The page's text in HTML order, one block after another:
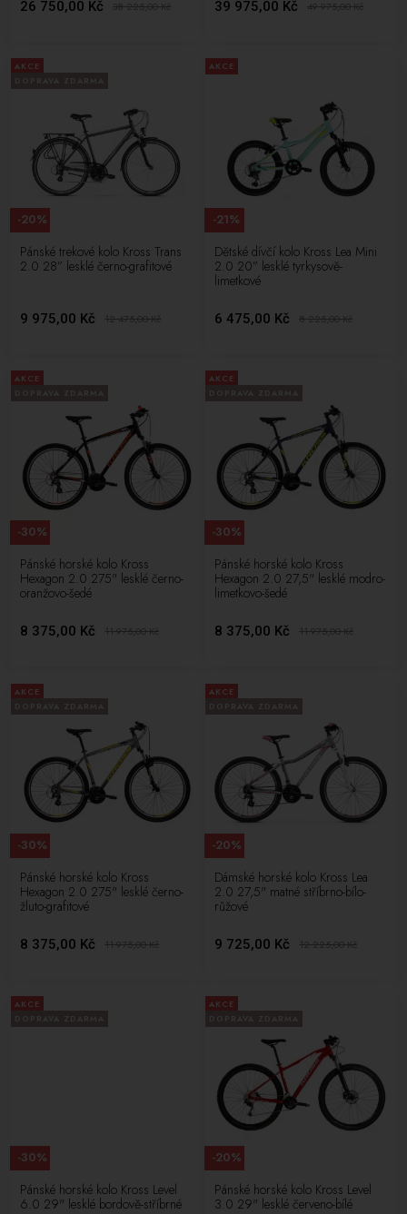
26 750,00 Kč 38 225,00Kč 39 975,00 Kč 49 975,00Kč
AKCE
Pánské trekové kolo Kross Trans
2.0 28” lesklé černo-grafitové
9 975,00 Kč 12 475,00Kč
-20%
AKCE
Dětské dívčí kolo Kross Lea Mini
2.0 20” lesklé tyrkysově-
limetkové
6 475,00 Kč 8 225,00Kč
-21%
AKCE
Pánské horské kolo Kross
Hexagon 2.0 275" lesklé černo-
oranžovo-šedé
8 375,00 Kč 11 975,00Kč
-30%
AKCE
Pánské horské kolo Kross
Hexagon 2.0 27,5" lesklé modro-
limetkovo-šedé
8 375,00 Kč 11 975,00Kč
-30%
AKCE
Pánské horské kolo Kross
Hexagon 2.0 275" lesklé černo-
žluto-grafitové
8 375,00 Kč 11 975,00Kč
-30%
AKCE
Dámské horské kolo Kross Lea
2.0 27,5" matné stříbrno-bílo-
růžové
9 725,00 Kč 12 225,00Kč
-20%
AKCE
Pánské horské kolo Kross Level
6.0 29" lesklé bordově-stříbrné
-30%
AKCE
Pánské horské kolo Kross Level
3.0 29" lesklé červeno-bílé
-20%